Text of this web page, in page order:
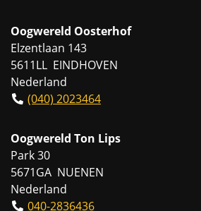
Oogwereld Oosterhof
Elzentlaan 143
5611LL EINDHOVEN
Nederland
(040) 2023464
Oogwereld Ton Lips
Park 30
5671GA NUENEN
Nederland
040-2836436